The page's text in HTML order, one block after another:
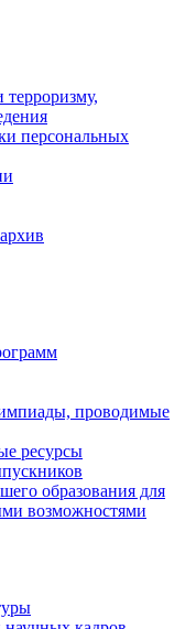
терроризму,
персональных
проводимые
ресурсы
образования для
возможностями